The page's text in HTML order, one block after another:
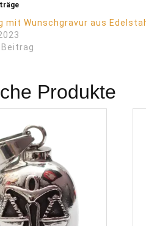
mit Wunschgravur aus
Produkte